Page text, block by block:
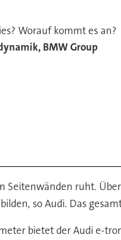
Worauf kommt es an?
BMW Group
Seitenwänden ruht.
so Audi. Das
bietet der Audi e-